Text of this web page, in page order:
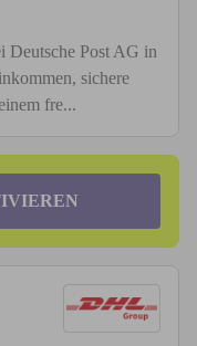
Deutsche Post AG in
sichere
fre...